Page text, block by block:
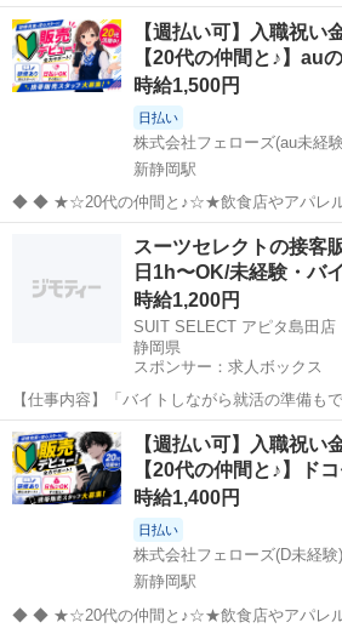
与や、待遇がなかなか変わらないことに疑問
社の将来性に不安を感じている方、まずはお
来社不要のWEB面接O...
静岡 静岡市 新静岡駅 携帯ショッ
【週払い可】入職祝い
【20代の仲間と♪】au
時給1,500円
日払い
新静岡駅
◆ ◆ ★☆20代の仲間と♪☆★飲食店やアパレルの接客経験を生かそ
う!! 携帯販売って難しそう・・という方でも
ンビニの接客経験者◎ 未経験の方が大半を占
新静岡駅 携帯ショッ
スーツセレクトの接客
日1h〜OK/未経験・バ
時給1,200円
SUIT SELECT アピタ島田店
静岡県
スポンサー：求人ボックス
【仕事内容】「バイトしながら就活の準備も
輩が多数活躍中! ネクタイの結び方が分から
寧に教えるので未経験でも安心です 週1日・1
トだから、授業やサークル、テスト...
アルバイト・パート
【週払い可】入職祝い
【20代の仲間と♪】ド
時給1,400円
日払い
新静岡駅
◆ ◆ ★☆20代の仲間と♪☆★飲食店やアパレルの接客経験を生かそ